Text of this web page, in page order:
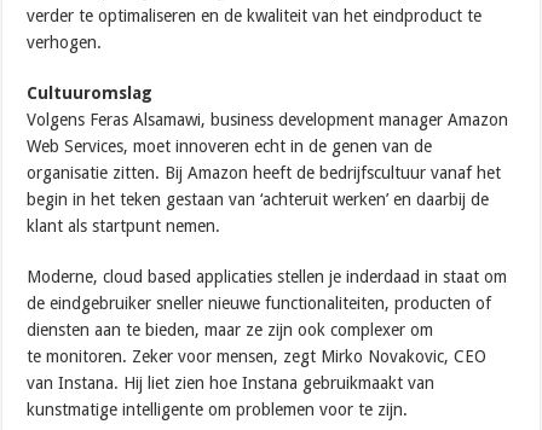
verder te optimaliseren en de kwaliteit van het eindproduct te
verhogen.
Cultuuromslag
Volgens Feras Alsamawi, business development manager Amazon
Web Services, moet innoveren echt in de genen van de
organisatie zitten. Bij Amazon heeft de bedrijfscultuur vanaf het
begin in het teken gestaan van ‘achteruit werken’ en daarbij de
klant als startpunt nemen.
Moderne, cloud based applicaties stellen je inderdaad in staat om
de eindgebruiker sneller nieuwe functionaliteiten, producten of
diensten aan te bieden, maar ze zijn ook complexer om
te monitoren. Zeker voor mensen, zegt Mirko Novakovic, CEO
van Instana. Hij liet zien hoe Instana gebruikmaakt van
kunstmatige intelligente om problemen voor te zijn.